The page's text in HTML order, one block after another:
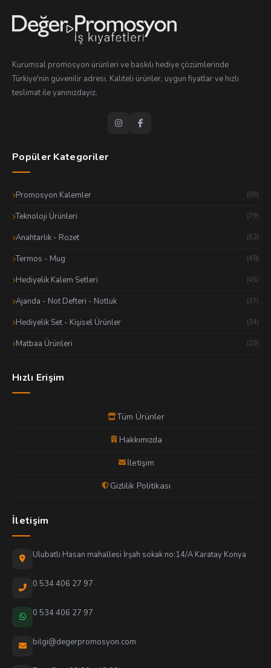
Kurumsal promosyon ürünleri ve baskılı hediye çözümlerinde
Türkiye'nin güvenilir adresi. Kaliteli ürünler, uygun fiyatlar ve hızlı
teslimat ile yanınızdayız.
Popüler Kategoriler
Promosyon Kalemler (89)
Teknoloji Ürünleri (79)
Anahtarlık - Rozet (62)
Termos - Mug (48)
Hediyelik Kalem Setleri (45)
Ajanda - Not Defteri - Notluk (37)
Hediyelik Set - Kişisel Ürünler (34)
Matbaa Ürünleri (29)
Hızlı Erişim
Tüm Ürünler
Hakkımızda
İletişim
Gizlilik Politikası
İletişim
Ulubatlı Hasan mahallesi İrşah sokak no:14/A Karatay Konya
0 534 406 27 97
0 534 406 27 97
bilgi@degerpromosyon.com